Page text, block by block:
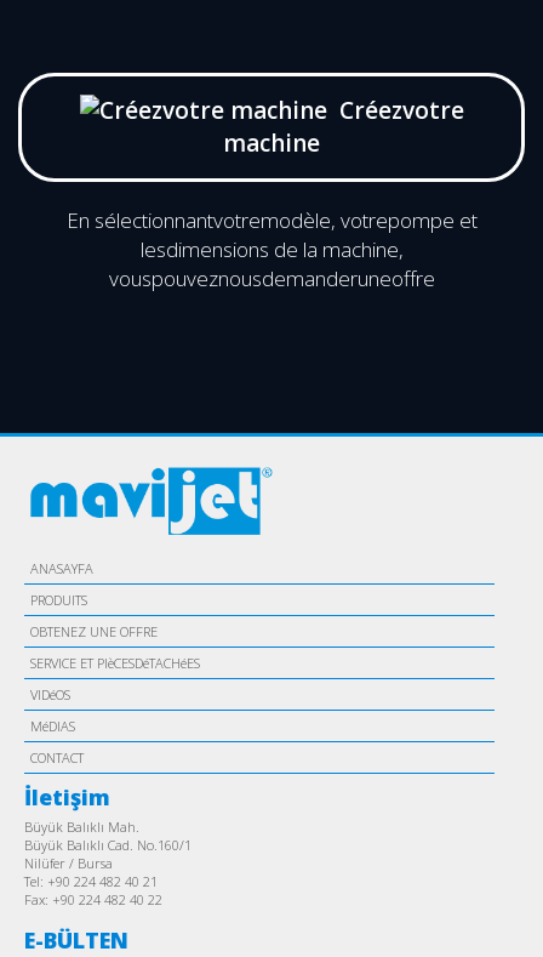
Créezvotre
machine
En sélectionnantvotremodèle, votrepompe et
lesdimensions de la machine,
vouspouveznousdemanderuneoffre
ANASAYFA
PRODUITS
OBTENEZ UNE OFFRE
SERVICE ET PIèCESDéTACHéES
VIDéOS
MéDIAS
CONTACT
İletişim
Büyük Balıklı Mah.
Büyük Balıklı Cad. No.160/1
Nilüfer / Bursa
Tel: +90 224 482 40 21
Fax: +90 224 482 40 22
E-BÜLTEN